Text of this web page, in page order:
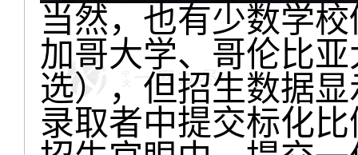
当然，也有少数学
加哥大学、哥伦比
选），但招生数据
录取者中提交标化